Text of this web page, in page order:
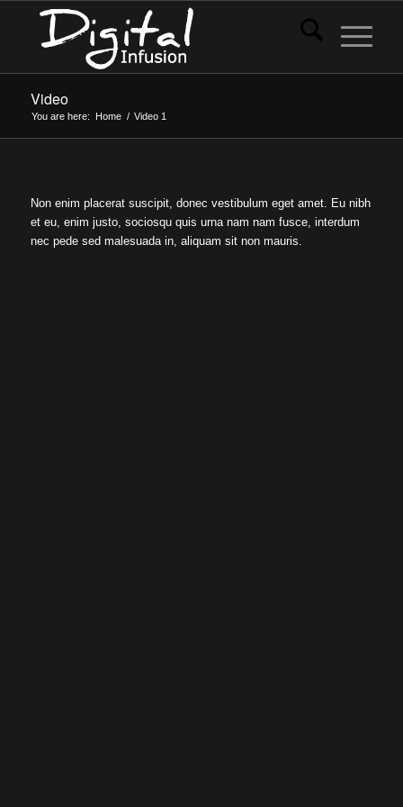
Video
You are here: Home 1
/ Video
Non enim placerat suscipit, donec vestibulum eget amet. Eu nibh
et eu, enim justo, sociosqu quis urna nam nam fusce, interdum
nec pede sed malesuada in, aliquam sit non mauris.